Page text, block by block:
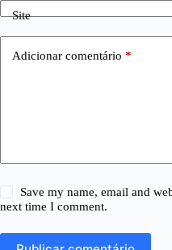
Site
Adicionar comentário *
Save my name, email and
next time I comment.